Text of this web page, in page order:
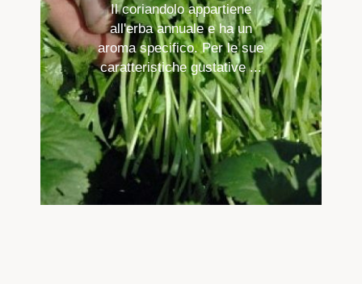
Il coriandolo appartiene
all'erba annuale e ha un
aroma specifico. Per le sue
caratteristiche gustative ...